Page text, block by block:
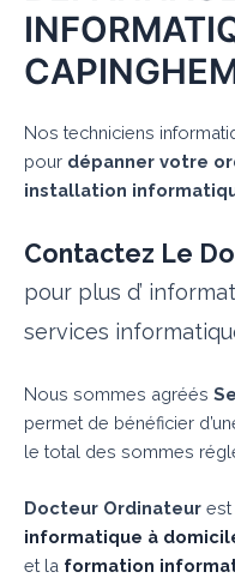
Nos techniciens
pour dépanner votre
installation
Contactez Le
pour plus d’
services
Nous sommes agréés
permet de bénéficier
le total des sommes
Docteur Ordinateur est
informatique à
et la formation